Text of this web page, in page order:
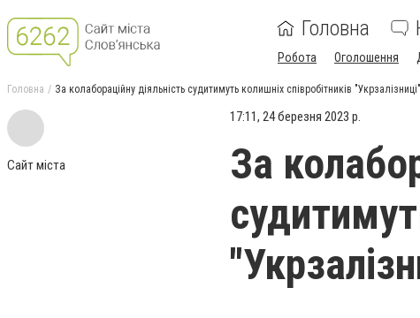
Головна
Робота Оголошення
Головна За колабораційну діяльність судитимуть колишніх співробітників
Сайт міста
17:11, 24 березня 2023 р.
За